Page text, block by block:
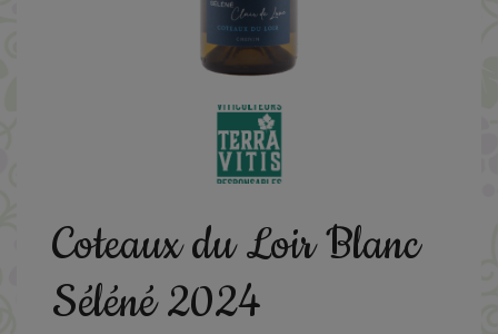
Coteaux du Loir Blanc
Séléné 2024